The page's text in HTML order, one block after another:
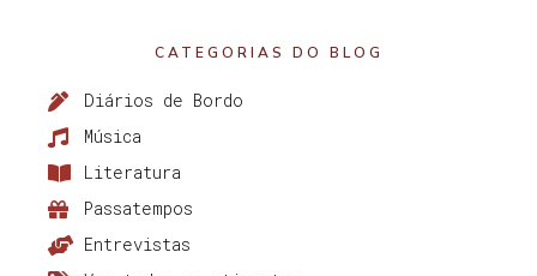
CATEGORIAS DO BLOG
Diários de Bordo
Música
Literatura
Passatempos
Entrevistas